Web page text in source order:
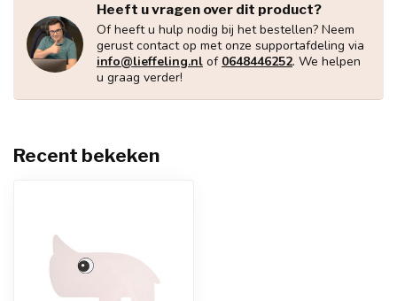
Heeft u vragen over dit product?
Of heeft u hulp nodig bij het bestellen? Neem
gerust contact op met onze supportafdeling via
info@lieffeling.nl of 0648446252. We helpen
u graag verder!
Recent bekeken